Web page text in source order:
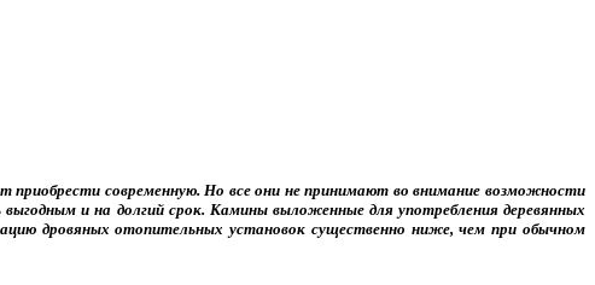
современную. Но все они не принимают во внимание возможности
и на долгий срок. Камины выложенные для употребления деревянных
дровяных отопительных установок существенно ниже, чем при обычном